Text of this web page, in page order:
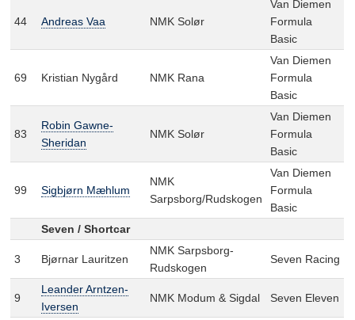
44 Andreas Vaa NMK Solør
Van Diemen
Formula
Basic
69 Kristian Nygård NMK Rana
Van Diemen
Formula
Basic
83
Robin Gawne-
Sheridan
NMK Solør
Van Diemen
Formula
Basic
99 Sigbjørn Mæhlum
NMK
Sarpsborg/Rudskogen
Van Diemen
Formula
Basic
Seven / Shortcar
3 Bjørnar Lauritzen
NMK Sarpsborg-
Rudskogen
Seven Racing
9
Leander Arntzen-
Iversen
NMK Modum & Sigdal Seven Eleven